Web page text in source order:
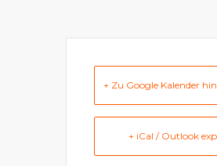
+ Zu Google Kalender
+ iCal / Outlook